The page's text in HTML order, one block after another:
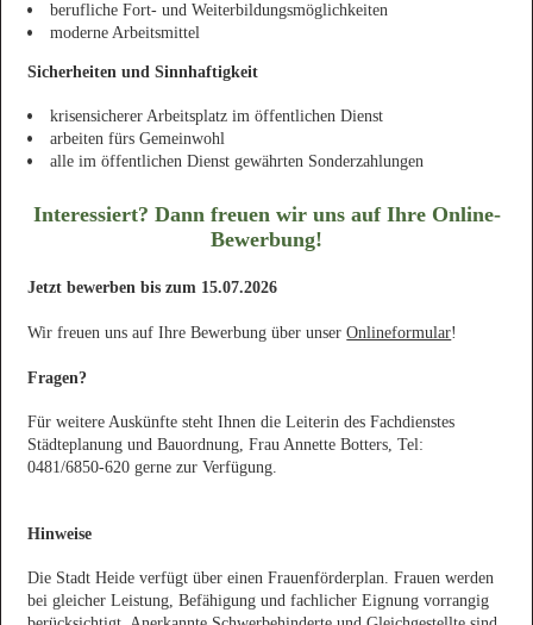
berufliche Fort- und Weiterbildungsmöglichkeiten
moderne Arbeitsmittel
Sicherheiten und Sinnhaftigkeit
krisensicherer Arbeitsplatz im öffentlichen Dienst
arbeiten fürs Gemeinwohl
alle im öffentlichen Dienst gewährten Sonderzahlungen
Interessiert? Dann freuen wir uns auf Ihre Online-
Bewerbung!
Jetzt bewerben bis zum 15.07.2026
Wir freuen uns auf Ihre Bewerbung über unserOnlineformular!
Fragen?
Für weitere Auskünfte steht Ihnen die Leiterin des Fachdienstes
Städteplanung und Bauordnung, Frau Annette Botters, Tel:
0481/6850-620 gerne zur Verfügung.
Hinweise
Die Stadt Heide verfügt über einen Frauenförderplan. Frauen werden
bei gleicher Leistung, Befähigung und fachlicher Eignung vorrangig